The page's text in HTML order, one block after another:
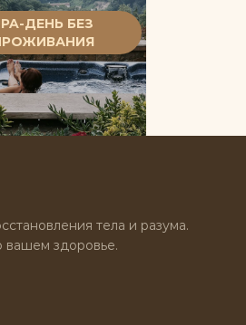
ДЕНЬ БЕЗ
тела и разума.
вашем здоровье.